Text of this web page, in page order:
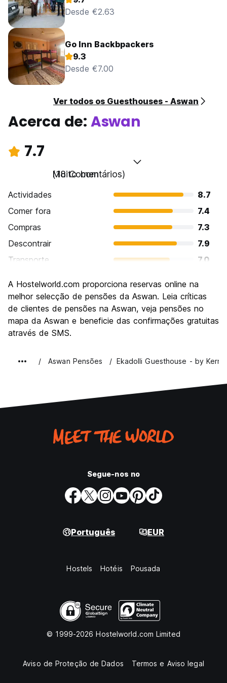
Desde €2.63
Go Inn Backbpackers
9.3
Desde €7.00
Ver todos os Guesthouses - Aswan
Acerca de: Aswan
7.7
Muito bom
(18 Comentários)
Actividades
8.7
Comer fora
7.4
Compras
7.3
Descontrair
7.9
Transporte
7.0
Cultura
8.6
Festas / vida noturna
5.9
Custo-beneficio
7.9
A Hostelworld.com proporciona reservas online na
melhor selecção de pensões da Aswan. Leia críticas
de clientes de pensões na Aswan, veja pensões no
mapa da Aswan e beneficie das confirmações gratuitas
através de SMS.
Aswan Pensões Ekadolli Guesthouse - by
Segue-nos no
Português EUR
Hostels Hotéis Pousada
© 1999-2026 Hostelworld.com Limited
Aviso de Proteção de Dados Termos e Aviso legal